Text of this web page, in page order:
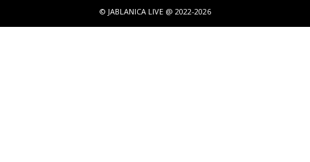
© JABLANICA LIVE @ 2022-2026